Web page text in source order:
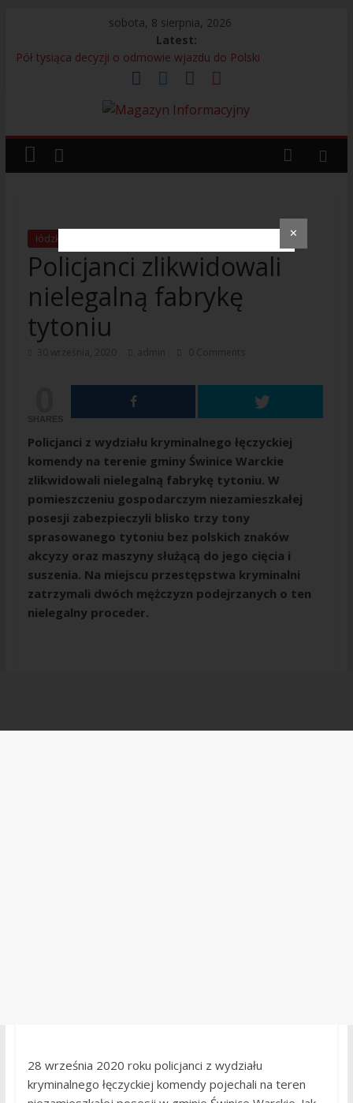
sobota, 8 sierpnia, 2026
Latest:
Pół tysiąca decyzji o odmowie wjazdu do Polski
Bagaż bez właściciela przyczyną interwencji na lotnisku
Legia Warszawa i adidas prezentują nową koszulkę
Próbowali uniknąć odpowiedzialności – 280 osób
zatrzymanych przez Straż Graniczną
łódzkie
Policjanci zlikwidowali
nielegalną fabrykę
tytoniu
30 września, 2020 admin 0 Comments
SHARES
Policjanci z wydziału kryminalnego łęczyckiej
komendy na terenie gminy Świnice Warckie
zlikwidowali nielegalną fabrykę tytoniu. W
pomieszczeniu gospodarczym niezamieszkałej
posesji zabezpieczyli blisko trzy tony
sprasowanego tytoniu bez polskich znaków
akcyzy oraz maszyny służącą do jego cięcia i
suszenia. Na miejscu przestępstwa kryminalni
zatrzymali dwóch mężczyzn podejrzanych o ten
nielegalny proceder.
28 września 2020 roku policjanci z wydziału
kryminalnego łęczyckiej komendy pojechali na teren
✕